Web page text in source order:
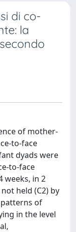
di co-
la
of mother-
to-face
dyads were
to-face
weeks, in 2
held (C2) by
of
in the level